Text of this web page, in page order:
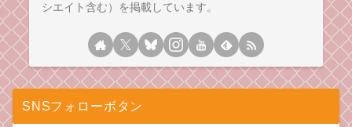
シエイト含む）を掲載しています。
SNSフォローボタン